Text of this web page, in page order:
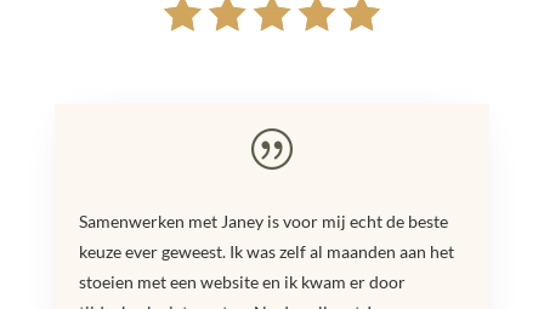
|
Samenwerken met Janey is voor mij echt de beste
keuze ever geweest. Ik was zelf al maanden aan het
stoeien met een website en ik kwam er door